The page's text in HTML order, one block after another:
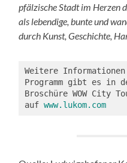
pfälzische Stadt im Herzen
als lebendige, bunte und
durch Kunst, Geschichte,
Weitere
Programm gibt es in
Broschüre WOW City
auf www.lukom.com